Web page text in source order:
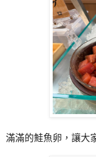
滿滿的鮭魚卵，讓大